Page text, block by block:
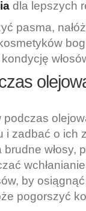
dla lepszych
pasma,
podczas
i zadbać o ich
włosy,
by
pogorszyć